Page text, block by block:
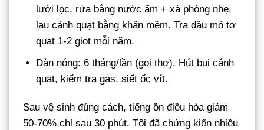
lưới lọc, rửa bằng nước ấm + xà phòng nhẹ,
lau cánh quạt bằng khăn mềm. Tra dầu mô tơ
quạt 1-2 giọt mỗi năm.
Dàn nóng: 6 tháng/lần (gọi thợ). Hút bụi cánh
quạt, kiểm tra gas, siết ốc vít.
Sau vệ sinh đúng cách, tiếng ồn điều hòa giảm
50-70% chỉ sau 30 phút. Tôi đã chứng kiến nhiều